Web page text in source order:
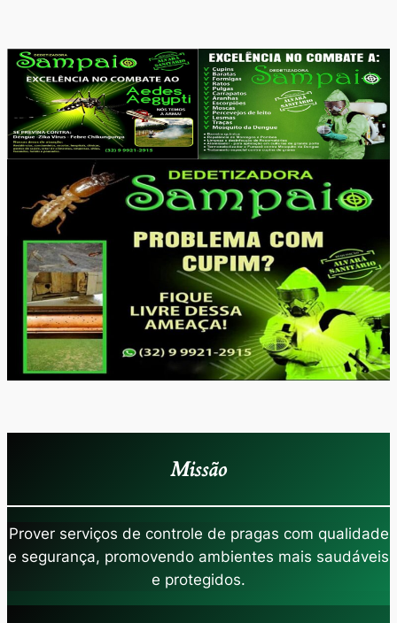
Missão
Prover serviços de controle de pragas com qualidade
e segurança, promovendo ambientes mais saudáveis
e protegidos.